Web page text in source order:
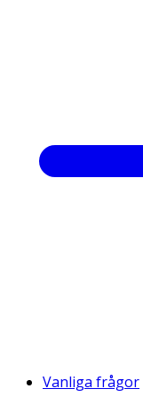
Vanliga frågor